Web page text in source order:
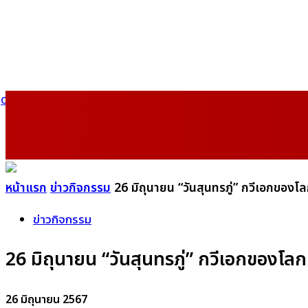
หน้าแรกข่าวกิจกรรม 26​ มิถุนายน “วันสุนทรภู่” กวีเอกของโ
ข่าวกิจกรรม
26​ มิถุนายน “วันสุนทรภู่” กวีเอกของโลก
26 มิถุนายน 2567